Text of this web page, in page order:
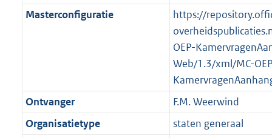
t
a
K 2
Masterconfiguratie
https://
OEP-
Web/1.3/xml/MC-
Ontvanger
F.M. Weerwind
Organisatietype
staten generaal